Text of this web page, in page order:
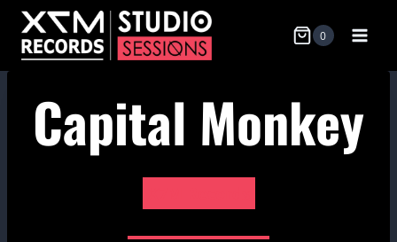
Skip
content
0
Capital Monkey